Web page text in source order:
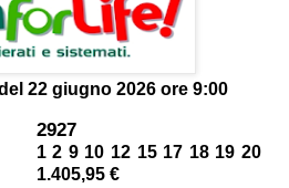
22 giugno 2026 ore 9:00
2927
1 2 9 10 12 15 17 18 19 20
1.405,95 €